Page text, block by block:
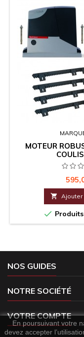
MOTEUR
Prix
 Ajouter

NOS GUIDES
NOTRE SOCIÉTÉ
VOTRE COMPTE
En poursuivant votre
devez accepter